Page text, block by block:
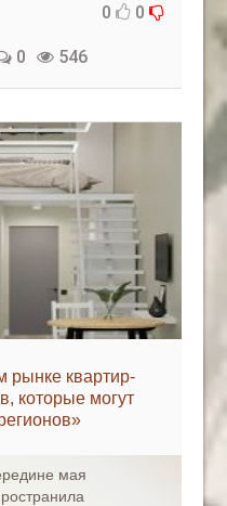
0 0
0 546
рынке квартир-
которые могут
мая